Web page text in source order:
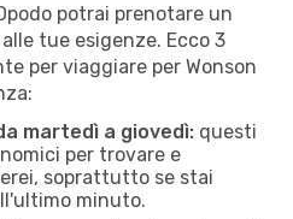
potrai prenotare un
tue esigenze. Ecco 3
per viaggiare per Wonson
martedì a giovedì: questi
per trovare e
soprattutto se stai
minuto.